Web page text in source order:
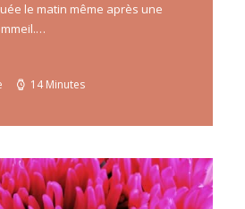
le matin même après une
14 Minutes